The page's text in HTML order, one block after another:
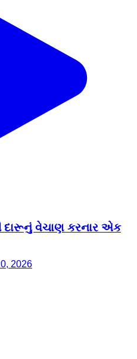
દારૂનું વેચાણ કરનાર એક
2026